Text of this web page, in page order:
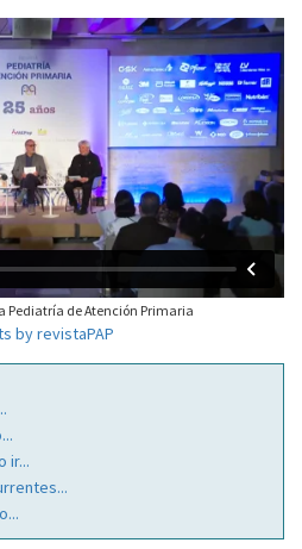
Pediatría de Atención Primaria
by revistaPAP
ir...